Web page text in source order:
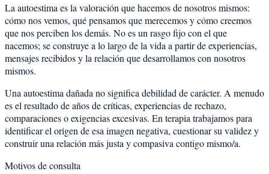
La autoestima es la valoración que hacemos de nosotros mismos:
cómo nos vemos, qué pensamos que merecemos y cómo creemos
que nos perciben los demás. No es un rasgo fijo con el que
nacemos; se construye a lo largo de la vida a partir de experiencias,
mensajes recibidos y la relación que desarrollamos con nosotros
mismos.
Una autoestima dañada no significa debilidad de carácter. A menudo
es el resultado de años de críticas, experiencias de rechazo,
comparaciones o exigencias excesivas. En terapia trabajamos para
identificar el origen de esa imagen negativa, cuestionar su validez y
construir una relación más justa y compasiva contigo mismo/a.
Motivos de consulta